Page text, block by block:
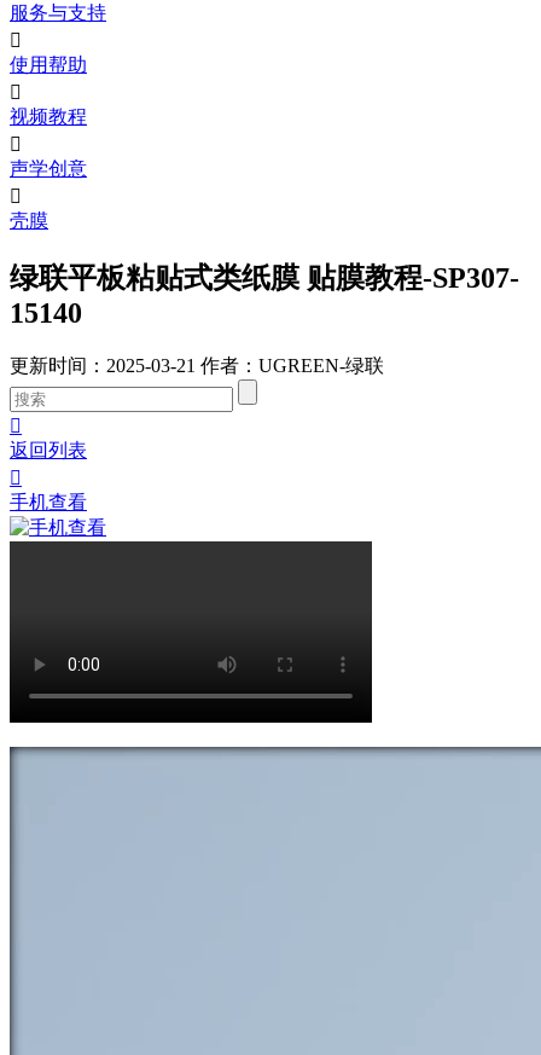
服务与支持

使用帮助

视频教程

声学创意

壳膜
绿联平板粘贴式类纸膜 贴膜教程-SP307-
15140
更新时间：2025-03-21 作者：UGREEN-绿联

返回列表

手机查看